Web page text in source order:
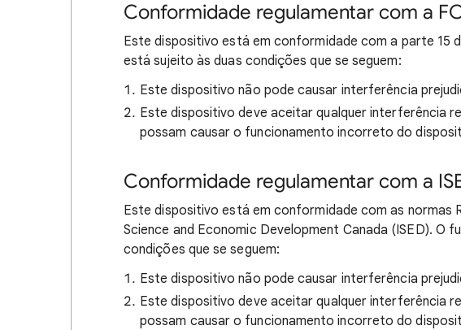
Conformidade regulamentar com a
Este dispositivo está em conformidade com a parte 15
está sujeito às duas condições que se seguem:
Este dispositivo não pode causar interferência
Este dispositivo deve aceitar qualquer interferência
possam causar o funcionamento incorreto do
Conformidade regulamentar com a
Este dispositivo está em conformidade com as normas
Science and Economic Development Canada (ISED). O
condições que se seguem:
Este dispositivo não pode causar interferência
Este dispositivo deve aceitar qualquer interferência
possam causar o funcionamento incorreto do